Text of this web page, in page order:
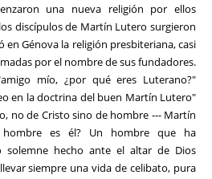
una nueva religión por ellos
discípulos de Martín Lutero surgieron
en Génova la religión presbiteriana, casi
por el nombre de sus fundadores.
mío, ¿por qué eres Luterano?"
en la doctrina del buen Martín Lutero"
no de Cristo sino de hombre --- Martín
es él? Un hombre que ha
solemne hecho ante el altar de Dios
siempre una vida de celibato, pura